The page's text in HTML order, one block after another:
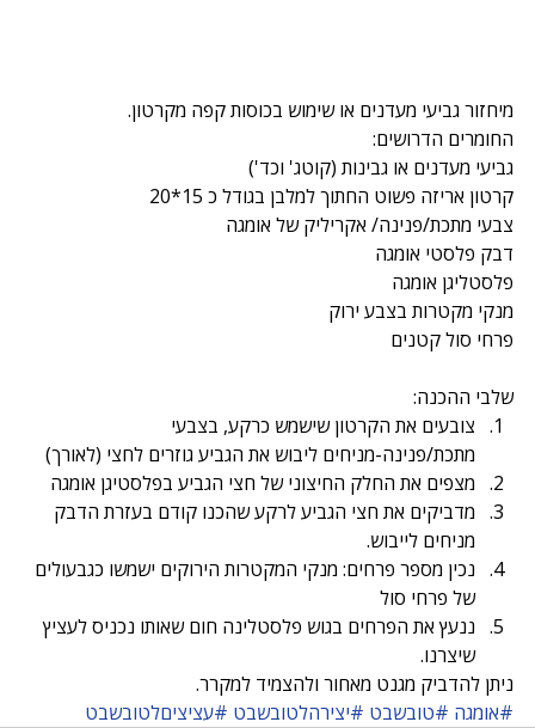
מיחזור גביעי מעדנים או שימוש בכוסות קפה מקרטון.
החומרים הדרושים:
גביעי מעדנים או גבינות (קוטג' וכד')
קרטון אריזה פשוט החתוך למלבן בגודל כ 15*20
צבעי מתכת/פנינה/ אקריליק של אומגה
דבק פלסטי אומגה
פלסטליגן אומגה
מנקי מקטרות בצבע ירוק
פרחי סול קטנים
שלבי ההכנה:
צובעים את הקרטון שישמש כרקע, בצבעי
מתכת/פנינה-מניחים ליבוש את הגביע גוזרים לחצי (לאורך)
מצפים את החלק החיצוני של חצי הגביע בפלסטיגן אומגה
מדביקים את חצי הגביע לרקע שהכנו קודם בעזרת הדבק
מניחים לייבוש.
נכין מספר פרחים: מנקי המקטרות הירוקים ישמשו כגבעולים
של פרחי סול
ננעץ את הפרחים בגוש פלסטלינה חום שאותו נכניס לעציץ
שיצרנו.
ניתן להדביק מגנט מאחור ולהצמיד למקרר.
#אומגה #טובשבט #יצירהלטובשבט #עציציםלטובשבט